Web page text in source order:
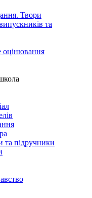
Твори
та
оцінювання
та підручники